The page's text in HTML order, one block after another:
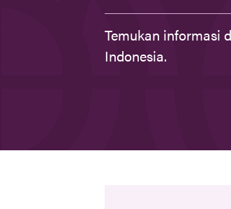
Temukan informasi
Indonesia.